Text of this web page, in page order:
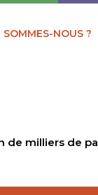
SOMMES-NOUS ?
de milliers de